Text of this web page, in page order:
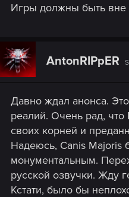
Игры должны быть вне
AntonRIPpER
Давно ждал анонса.
реалий. Очень рад,
своих корней и
Надеюсь, Canis Majoris
монументальным.
русской озвучки. Жду
Кстати, было бы